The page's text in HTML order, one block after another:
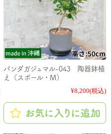
パンダガジュマル-043 陶器鉢植
え（スポール・M）
¥8,200(税込)